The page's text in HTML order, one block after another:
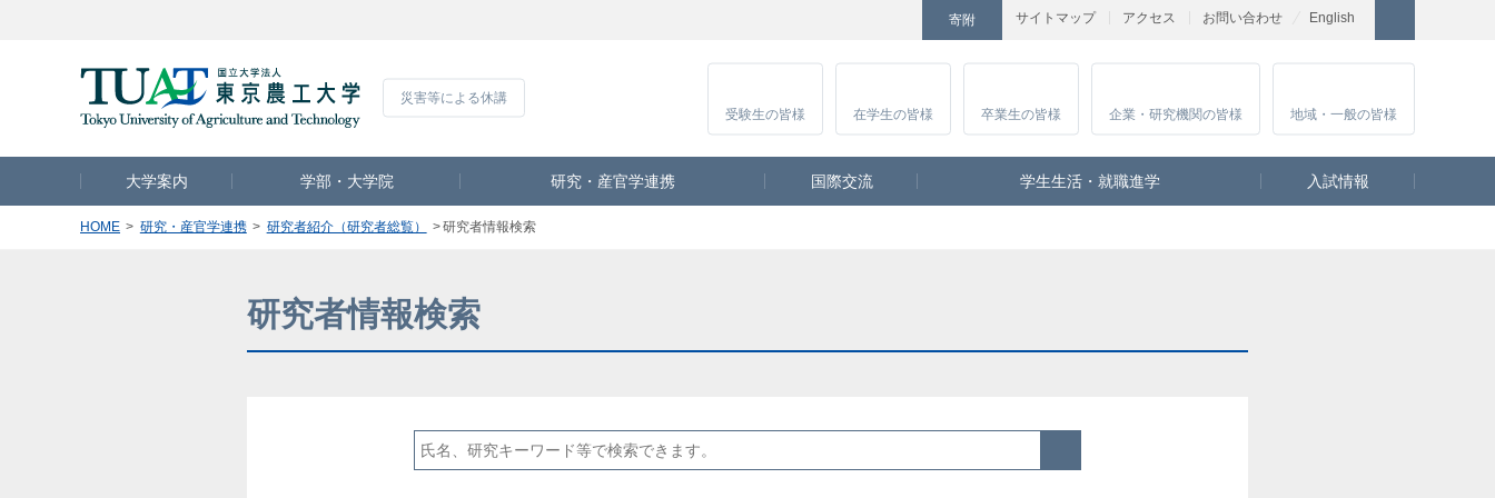
サイトマップ アクセス お問い合わせ
寄附 English
Instagram
災害等による休講
受験生の皆様 在学生の皆様 卒業生の皆様 企業・研究機関の皆様 地域・一般の皆様
大学案内 学部・大学院 研究・産官学連携 国際交流 学生生活・就職進学 入試情報
HOME 研究・産官学連携 研究者紹介（研究者総覧） 研究者情報検索
研究者情報検索